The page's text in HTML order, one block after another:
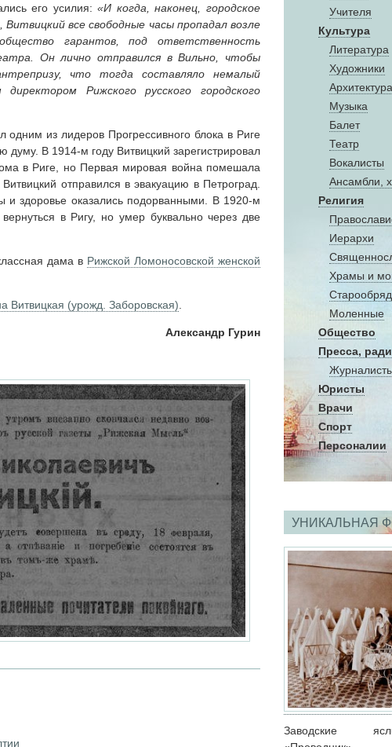
Учителя
Культура
Литература
Художники
Aрхитектура
Музыка
Балет
Театр
Вокалисты
Aнсамбли,
Религия
Иерархи
Храмы и
Моленные
Общество
Пресса,
Юристы
Врачи
Спорт
Персоналии
УНИКАЛЬНАЯ
Заводские
его усилия:«И когда, наконец, городское
все свободные часы пропадал возле
гарантов, под ответственность
Он лично отправился в Вильно, чтобы
что тогда составляло немалый
Рижского русского городского
из лидеров Прогрессивного блока в Риге
думу. В 1914-м году Витвицкий зарегистрировал
в Риге, но Первая мировая война помешала
отправился в эвакуацию в Петроград.
и здоровье оказались подорванными. В 1920-м
в Ригу, но умер буквально через две
дама в Рижской Ломоносовской женской
Витвицкая (урожд. Заборовская)
Александр Гурин